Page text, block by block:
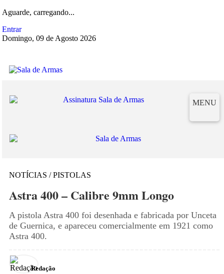
Aguarde, carregando...
Entrar
Domingo, 09 de Agosto 2026
MENU
NOTÍCIAS / PISTOLAS
Astra 400 – Calibre 9mm Longo
A pistola Astra 400 foi desenhada e fabricada por Unceta
de Guernica, e apareceu comercialmente em 1921 como
Astra 400.
Redação